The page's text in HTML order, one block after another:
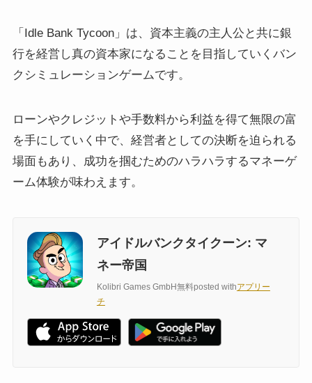
「Idle Bank Tycoon」は、資本主義の主人公と共に銀
行を経営し真の資本家になることを目指していくバン
クシミュレーションゲームです。
ローンやクレジットや手数料から利益を得て無限の富
を手にしていく中で、経営者としての決断を迫られる
場面もあり、成功を掴むためのハラハラするマネーゲ
ーム体験が味わえます。
アイドルバンクタイクーン: マ
ネー帝国
Kolibri Games GmbH無料posted withアプリー
チ